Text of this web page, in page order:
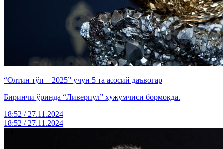
“Олтин тўп – 2025” учун 5 та асосий даъвогар
Биринчи ўринда “Ливерпул” ҳужумчиси бормоқда.
18:52 / 27.11.2024
18:52 / 27.11.2024